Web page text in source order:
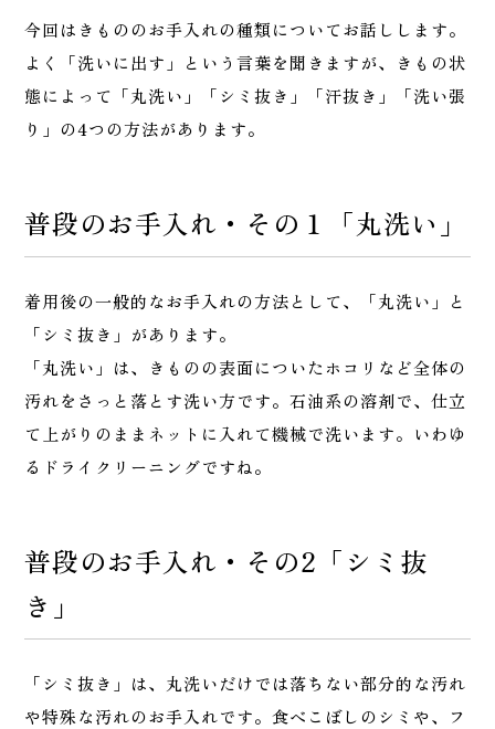
今回はきもののお手入れの種類についてお話しします。
よく「洗いに出す」という言葉を聞きますが、きもの状
態によって「丸洗い」「シミ抜き」「汗抜き」「洗い張
り」の4つの方法があります。
普段のお手入れ・その１「丸洗い」
着用後の一般的なお手入れの方法として、「丸洗い」と
「シミ抜き」があります。
「丸洗い」は、きものの表面についたホコリなど全体の
汚れをさっと落とす洗い方です。石油系の溶剤で、仕立
て上がりのままネットに入れて機械で洗います。いわゆ
るドライクリーニングですね。
普段のお手入れ・その2「シミ抜
き」
「シミ抜き」は、丸洗いだけでは落ちない部分的な汚れ
や特殊な汚れのお手入れです。食べこぼしのシミや、フ